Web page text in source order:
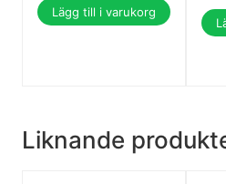
Lägg till i varukorg
Liknande